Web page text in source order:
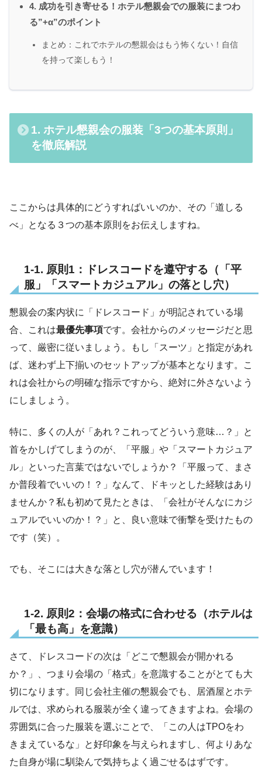
4. 成功を引き寄せる！ホテル懇親会での服装にまつわ
る”+α”のポイント
まとめ：これでホテルの懇親会はもう怖くない！自信
を持って楽しもう！
1. ホテル懇親会の服装「3つの基本原則」
を徹底解説
ここからは具体的にどうすればいいのか、その「道しる
べ」となる３つの基本原則をお伝えしますね。
1-1. 原則1：ドレスコードを遵守する（「平
服」「スマートカジュアル」の落とし穴）
懇親会の案内状に「ドレスコード」が明記されている場
合、これは最優先事項です。会社からのメッセージだと思
って、厳密に従いましょう。もし「スーツ」と指定があれ
ば、迷わず上下揃いのセットアップが基本となります。こ
れは会社からの明確な指示ですから、絶対に外さないよう
にしましょう。
特に、多くの人が「あれ？これってどういう意味…？」と
首をかしげてしまうのが、「平服」や「スマートカジュア
ル」といった言葉ではないでしょうか？「平服って、まさ
か普段着でいいの！？」なんて、ドキッとした経験はあり
ませんか？私も初めて見たときは、「会社がそんなにカジ
ュアルでいいのか！？」と、良い意味で衝撃を受けたもの
です（笑）。
でも、そこには大きな落とし穴が潜んでいます！
1-2. 原則2：会場の格式に合わせる（ホテルは
「最も高」を意識）
さて、ドレスコードの次は「どこで懇親会が開かれる
か？」、つまり会場の「格式」を意識することがとても大
切になります。同じ会社主催の懇親会でも、居酒屋とホテ
ルでは、求められる服装が全く違ってきますよね。会場の
雰囲気に合った服装を選ぶことで、「この人はTPOをわ
きまえているな」と好印象を与えられますし、何よりあな
た自身が場に馴染んで気持ちよく過ごせるはずです。